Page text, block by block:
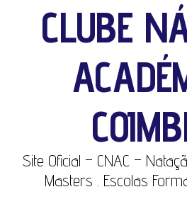
CLUBE
Site Oficial – CNAC –
Masters . Escolas